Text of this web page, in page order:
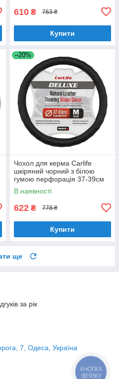
610 ₴ 763 ₴
Купити
–20%
Чохол для керма Carlife
шкіряний чорний з білою
гумою перфорація 37-39см
один шов (SW343M)
В наявності
622 ₴ 778 ₴
Купити
ще
за рік
7, Одеса, Україна
КНОПКА
ЗВ'ЯЗКУ